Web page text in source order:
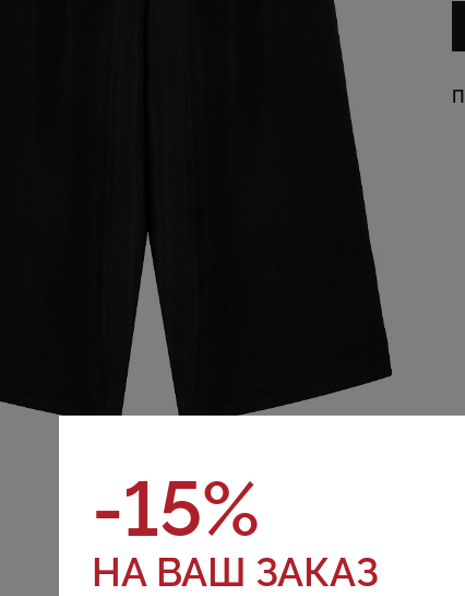
-15%
НА ВАШ ЗАКАЗ